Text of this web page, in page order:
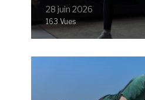
28 juin 2026
163 Vues